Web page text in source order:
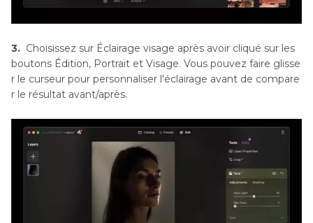
3. Choisissez sur Éclairage visage après avoir cliqué sur les
boutons Édition, Portrait et Visage. Vous pouvez faire glisse
r le curseur pour personnaliser l'éclairage avant de compare
r le résultat avant/après.